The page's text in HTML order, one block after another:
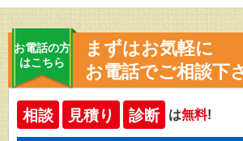
お電話の方
はこちら
まずはお気軽に
お電話でご相談下
相談 見積り 診断 は無料!